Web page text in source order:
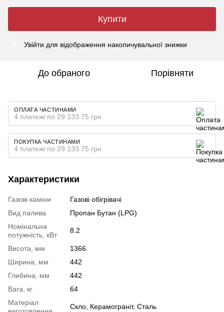
Купити
Увійти для відображення накопичувальної знижки
До обраного Порівняти
ОПЛАТА ЧАСТИНАМИ
4 платежі по 29 133.75 грн
ПОКУПКА ЧАСТИНАМИ
4 платежі по 29 133.75 грн
Характеристики
Газові каміни
Газові обігрівачі
Вид палива
Пропан Бутан (LPG)
Номінальна
потужність, кВт
8.2
Висота, мм
1366
Ширина, мм
442
Глибина, мм
442
Вага, кг
64
Матеріал
Скло, Керамограніт, Сталь